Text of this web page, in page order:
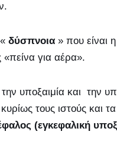
δύσπνοια » που είναι
για αέρα».
υποξαιμία και την
τους ιστούς και
(εγκεφαλική